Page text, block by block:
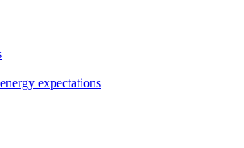
expectations